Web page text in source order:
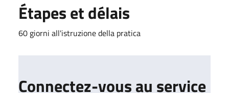
Étapes et délais
60 giorni all'istruzione della pratica
Connectez-vous au service